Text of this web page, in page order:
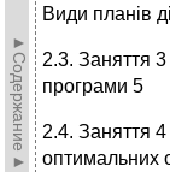
►Содержание►
Види планів
2.3. Заняття
програми 5
2.4. Заняття
оптимальних